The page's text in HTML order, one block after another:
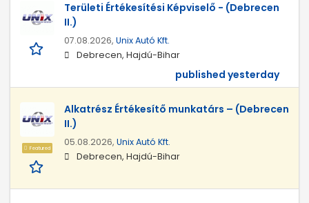
Területi Értékesítési Képviselő - (Debrecen
II.)
07.08.2026, Unix Autó Kft.
Debrecen, Hajdú-Bihar
published yesterday
Featured
Alkatrész Értékesítő munkatárs – (Debrecen
II.)
05.08.2026, Unix Autó Kft.
Debrecen, Hajdú-Bihar